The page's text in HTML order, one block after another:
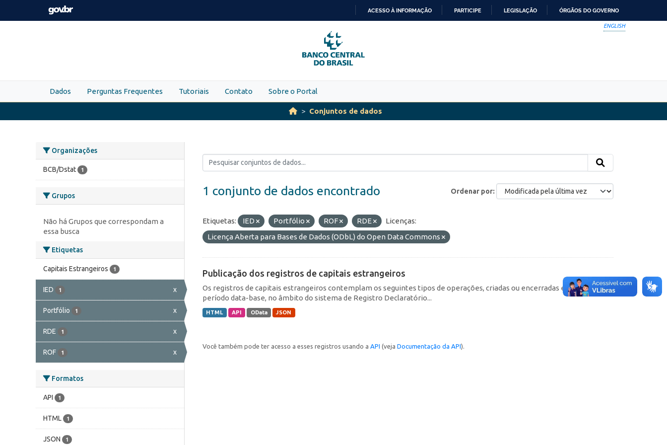
Skip to main content
PARA
O
CONTEÚDO
ACESSO À INFORMAÇÃO PARTICIPE LEGISLAÇÃO ÓRGÃOS DO GOVERNO
ENGLISH
Dados Perguntas Frequentes Tutoriais Contato Sobre o Portal
Conjuntos de dados
Organizações
BCB/Dstat 1
Grupos
Não há Grupos que correspondam a
essa busca
Etiquetas
Capitais Estrangeiros 1
IED 1 x
Portfólio 1 x
RDE 1 x
ROF 1 x
Formatos
API 1
HTML 1
JSON 1
Ordenar por
1 conjunto de dados encontrado
Etiquetas: IED Portfólio ROF RDE
Licenças:
Licença Aberta para Bases de Dados (ODbL) do Open Data Commons
Publicação dos registros de capitais estrangeiros
Os registros de capitais estrangeiros contemplam os seguintes tipos de operações, criadas ou encerradas em cada
período data-base, no âmbito do sistema de Registro Declaratório...
HTML API OData JSON
Você também pode ter acesso a esses registros usando a API (veja Documentação da API).